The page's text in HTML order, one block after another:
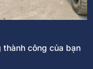
thành công của bạn